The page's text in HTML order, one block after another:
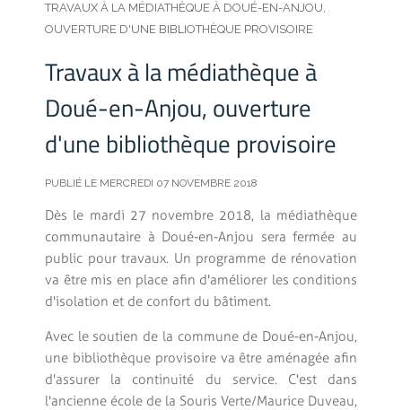
TRAVAUX À LA MÉDIATHÈQUE À DOUÉ-EN-ANJOU,
OUVERTURE D'UNE BIBLIOTHÈQUE PROVISOIRE
Travaux à la médiathèque à
Doué-en-Anjou, ouverture
d'une bibliothèque provisoire
PUBLIÉ LE MERCREDI 07 NOVEMBRE 2018
Dès le mardi 27 novembre 2018, la médiathèque
communautaire à Doué-en-Anjou sera fermée au
public pour travaux. Un programme de rénovation
va être mis en place afin d'améliorer les conditions
d'isolation et de confort du bâtiment.
Avec le soutien de la commune de Doué-en-Anjou,
une bibliothèque provisoire va être aménagée afin
d'assurer la continuité du service. C'est dans
l'ancienne école de la Souris Verte/Maurice Duveau,